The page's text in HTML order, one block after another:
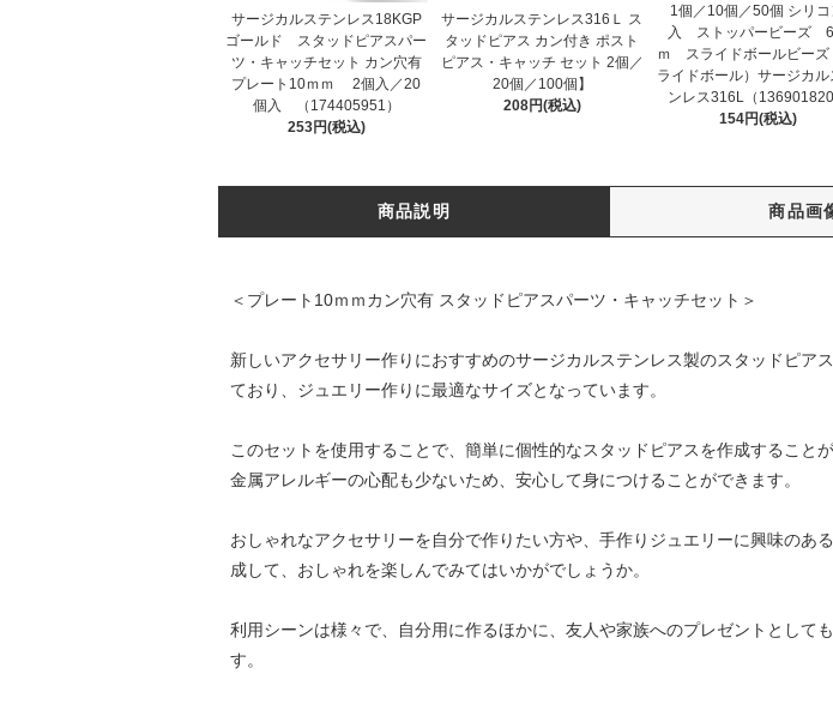
サージカルステンレス18KGP
ゴールド スタッドピアスパー
ツ・キャッチセット カン穴有
プレート10ｍｍ 2個入／20
個入 （174405951）
253円(税込)
サージカルステンレス316Ｌ ス
タッドピアス カン付き ポスト
ピアス・キャッチ セット 2個／
20個／100個】
208円(税込)
1個／10個／50個 シリコ
入 ストッパービーズ 6
ｍ スライドボールビーズ
ライドボール）サージカル
ンレス316L（136901820
154円(税込)
商品説明 商品画
＜プレート10ｍｍカン穴有 スタッドピアスパーツ・キャッチセット＞
新しいアクセサリー作りにおすすめのサージカルステンレス製のスタッドピ
ており、ジュエリー作りに最適なサイズとなっています。
このセットを使用することで、簡単に個性的なスタッドピアスを作成すること
金属アレルギーの心配も少ないため、安心して身につけることができます。
おしゃれなアクセサリーを自分で作りたい方や、手作りジュエリーに興味の
成して、おしゃれを楽しんでみてはいかがでしょうか。
利用シーンは様々で、自分用に作るほかに、友人や家族へのプレゼントとし
す。